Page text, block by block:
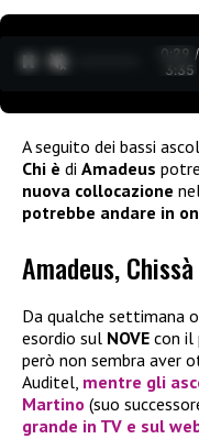
0:30 /
3:35
A seguito dei bassi
Chi è di Amadeus
nuova collocazione
potrebbe andare in
Amadeus,
Da qualche settimana
esordio sul NOVE con il
però non sembra aver
Auditel, mentre gli
Martino (suo
grande in TV e sul